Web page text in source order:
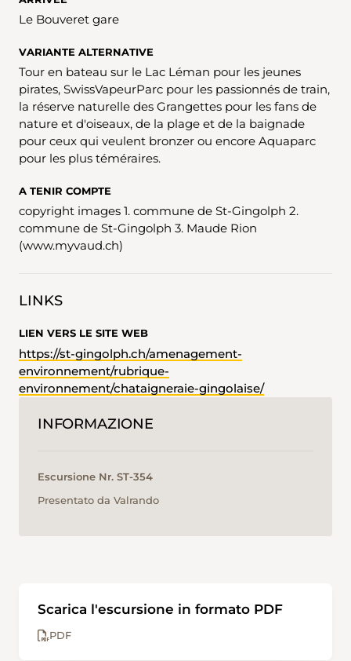
Le Bouveret gare
VARIANTE ALTERNATIVE
Tour en bateau sur le Lac Léman pour les jeunes
pirates, SwissVapeurParc pour les passionnés de train,
la réserve naturelle des Grangettes pour les fans de
nature et d'oiseaux, de la plage et de la baignade
pour ceux qui veulent bronzer ou encore Aquaparc
pour les plus téméraires.
A TENIR COMPTE
copyright images 1. commune de St-Gingolph 2.
commune de St-Gingolph 3. Maude Rion
(www.myvaud.ch)
LINKS
LIEN VERS LE SITE WEB
https://st-gingolph.ch/amenagement-
environnement/rubrique-
environnement/chataigneraie-gingolaise/
INFORMAZIONE
Escursione Nr. ST-354
Presentato da Valrando
Scarica l'escursione in formato PDF
PDF